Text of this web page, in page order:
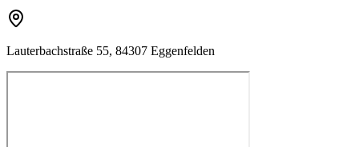
Lauterbachstraße 55, 84307 Eggenfelden